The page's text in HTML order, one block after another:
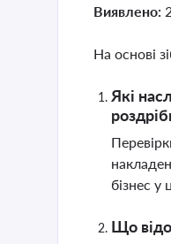
Виявлено:
На основі
Які
бізнес у
Що